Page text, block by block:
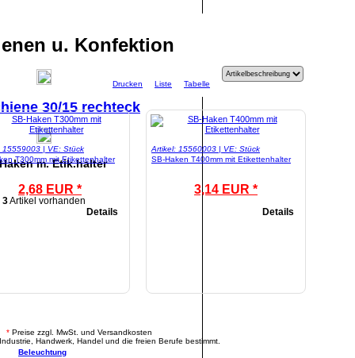
u. Konfektion
30/15 rechteck
m. Etik.halter
3Artikel vorhanden
Drucken Liste Tabelle
15559003 | VE: Stück
T300mm mit Etikettenhalter
2,68 EUR *
Details
Artikel: 15560003 | VE: Stück
SB-Haken T400mm mit Etikettenhalter
3,14 EUR *
Details
* Preise zzgl. MwSt. und Versandkosten
Handwerk, Handel und die freien Berufe bestimmt.
Beleuchtung